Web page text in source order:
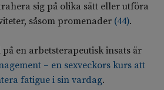
sig på olika sätt eller utföra
såsom promenader (44).
på en arbetsterapeutisk insats är
– en sexveckors kurs att
fatigue i sin vardag.